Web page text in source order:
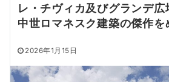
レ・チヴィカ及びグランデ広
中世ロマネスク建築の傑作を
2026年1月15日